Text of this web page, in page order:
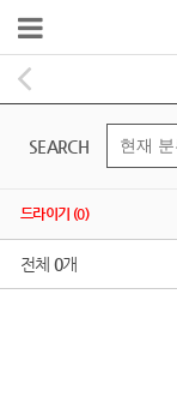
SEARCH
드라이기 (0)
전체 0개